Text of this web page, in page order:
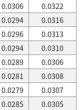
0.0306
0.0322
0.0294
0.0316
0.0296
0.0313
0.0294
0.0310
0.0289
0.0306
0.0281
0.0308
0.0279
0.0307
0.0285
0.0305